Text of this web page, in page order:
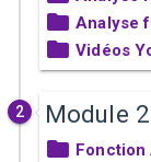
Analyse
Vidéos
2 Module